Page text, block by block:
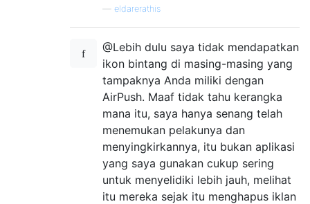
eldarerathis
@Lebih dulu saya tidak mendapatkan
ikon bintang di masing-masing yang
tampaknya Anda miliki dengan
AirPush. Maaf tidak tahu kerangka
mana itu, saya hanya senang telah
menemukan pelakunya dan
menyingkirkannya, itu bukan aplikasi
yang saya gunakan cukup sering
untuk menyelidiki lebih jauh, melihat
itu mereka sejak itu menghapus iklan